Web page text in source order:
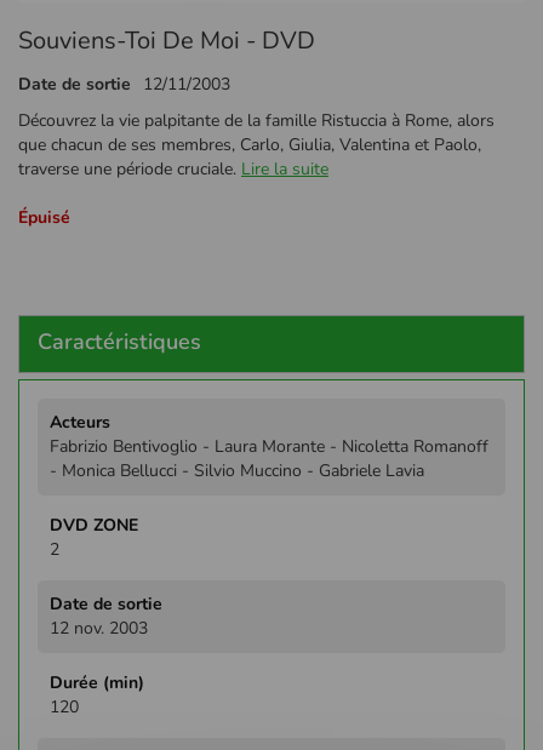
au
de
la
Galerie
d’images
Souviens-Toi De Moi - DVD
Date de sortie
12/11/2003
Découvrez la vie palpitante de la famille Ristuccia à Rome, alors
que chacun de ses membres, Carlo, Giulia, Valentina et Paolo,
traverse une période cruciale. Lire la suite
Épuisé
Caractéristiques
d'infos
Fabrizio Bentivoglio - Laura Morante - Nicoletta Romanoff
- Monica Bellucci - Silvio Muccino - Gabriele Lavia
2
12 nov. 2003
120